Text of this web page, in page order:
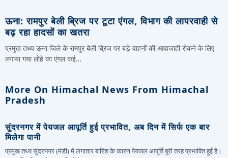
ऊना: रामपुर बेली ब्रिज पर टूटा एंगल, विभाग की लापरवाही से
बढ़ रहा हादसों का खतरा
प्रमुख तथ्य ऊना जिले के रामपुर बेली ब्रिज पर बड़े वाहनों की आवाजाही रोकने के लिए
लगाया गया लोहे का एंगल कई…
More On Himachal News From Himachal
Pradesh
सुंदरनगर में पेयजल आपूर्ति हुई प्रभावित, अब दिन में सिर्फ एक बार
मिलेगा पानी
प्रमुख तथ्य सुंदरनगर (मंडी) में लगातार बारिश के कारण पेयजल आपूर्ति बुरी तरह प्रभावित हुई है।